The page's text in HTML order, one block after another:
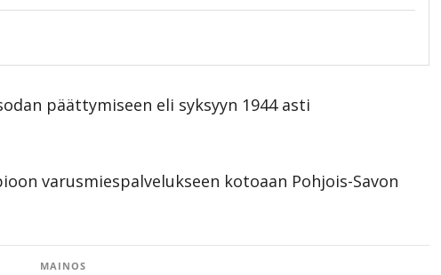
päättymiseen eli syksyyn 1944 asti
varusmiespalvelukseen kotoaan Pohjois-Savon
MAINOS